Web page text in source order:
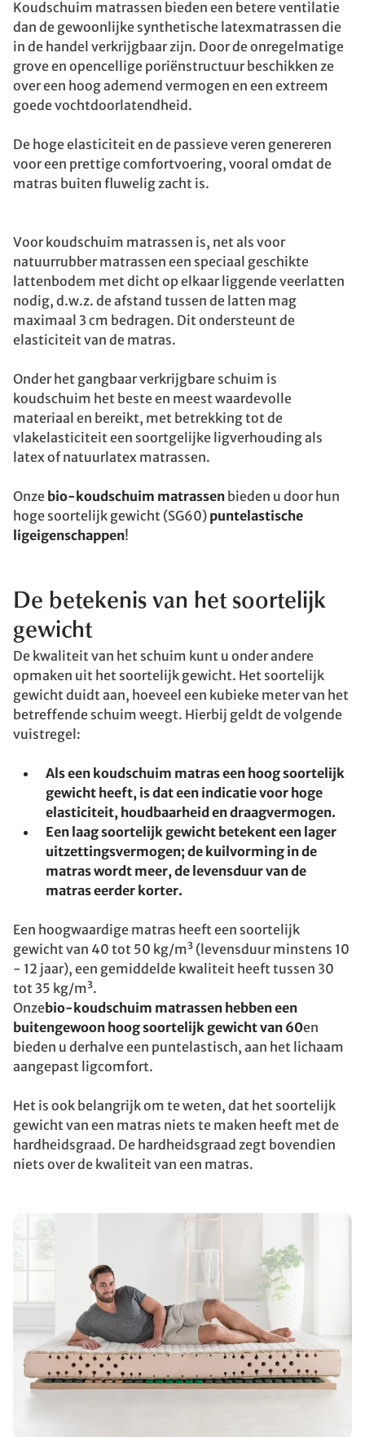
Koudschuim matrassen bieden een betere ventilatie
dan de gewoonlijke synthetische latexmatrassen die
in de handel verkrijgbaar zijn. Door de onregelmatige
grove en opencellige poriënstructuur beschikken ze
over een hoog ademend vermogen en een extreem
goede vochtdoorlatendheid.
De hoge elasticiteit en de passieve veren genereren
voor een prettige comfortvoering, vooral omdat de
matras buiten fluwelig zacht is.
Voor koudschuim matrassen is, net als voor
natuurrubber matrassen een speciaal geschikte
lattenbodem met dicht op elkaar liggende veerlatten
nodig, d.w.z. de afstand tussen de latten mag
maximaal 3 cm bedragen. Dit ondersteunt de
elasticiteit van de matras.
Onder het gangbaar verkrijgbare schuim is
koudschuim het beste en meest waardevolle
materiaal en bereikt, met betrekking tot de
vlakelasticiteit een soortgelijke ligverhouding als
latex of natuurlatex matrassen.
Onze bio-koudschuim matrassen bieden u door hun
hoge soortelijk gewicht (SG60) puntelastische
ligeigenschappen!
De betekenis van het soortelijk
gewicht
De kwaliteit van het schuim kunt u onder andere
opmaken uit het soortelijk gewicht. Het soortelijk
gewicht duidt aan, hoeveel een kubieke meter van het
betreffende schuim weegt. Hierbij geldt de volgende
vuistregel:
Als een koudschuim matras een hoog soortelijk
gewicht heeft, is dat een indicatie voor hoge
elasticiteit, houdbaarheid en draagvermogen.
Een laag soortelijk gewicht betekent een lager
uitzettingsvermogen; de kuilvorming in de
matras wordt meer, de levensduur van de
matras eerder korter.
Een hoogwaardige matras heeft een soortelijk
gewicht van 40 tot 50 kg/m³ (levensduur minstens 10
- 12 jaar), een gemiddelde kwaliteit heeft tussen 30
tot 35 kg/m³.
Onzebio-koudschuim matrassen hebben een
buitengewoon hoog soortelijk gewicht van 60en
bieden u derhalve een puntelastisch, aan het lichaam
aangepast ligcomfort.
Het is ook belangrijk om te weten, dat het soortelijk
gewicht van een matras niets te maken heeft met de
hardheidsgraad. De hardheidsgraad zegt bovendien
niets over de kwaliteit van een matras.